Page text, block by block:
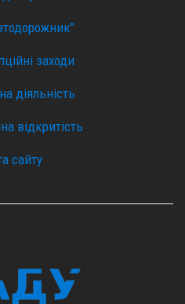
заходи
діяльність
відкритість
сайту